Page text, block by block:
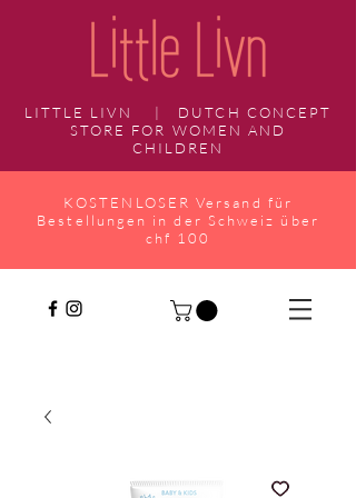
LITTLE LIVN | DUTCH CONCEPT
STORE FOR WOMEN AND
CHILDREN
KOSTENLOSER Versand für
Bestellungen in der Schweiz über
chf 100